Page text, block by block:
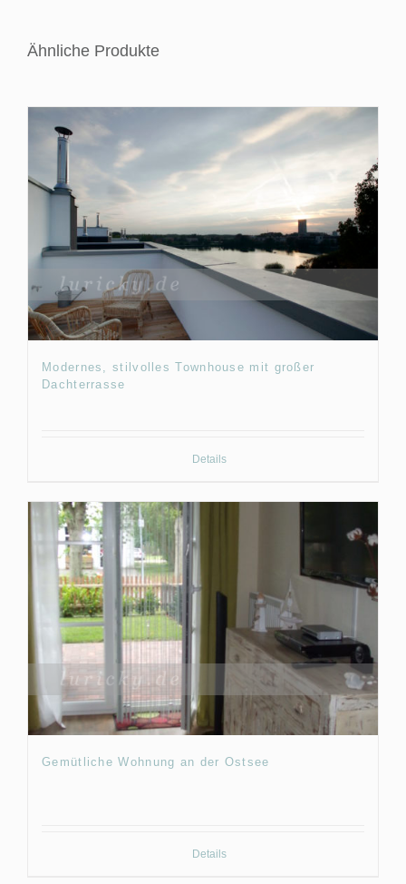
Ähnliche Produkte
Modernes, stilvolles Townhouse mit großer
Dachterrasse
Details
Gemütliche Wohnung an der Ostsee
Details